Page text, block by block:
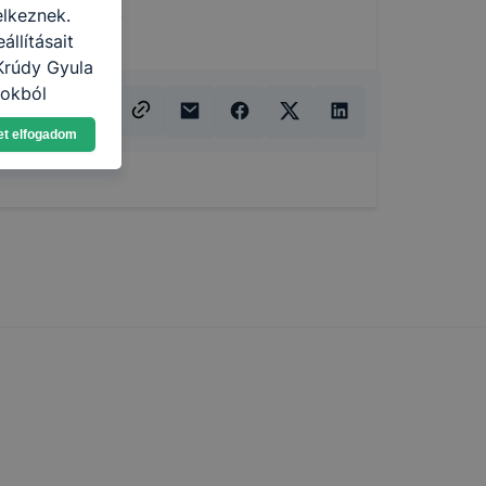
irányítani.
Gyula
a
jobb
elfogadom